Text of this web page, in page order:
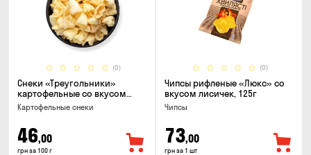
(0)
Снеки «Треугольники»
картофельные со вкусом
сметаны с луком
Картофельные снеки
46,00
грн за 100 г
(0)
Чипсы рифленые «Люкс» со
вкусом лисичек, 125г
Чипсы
73,00
грн за 1 шт